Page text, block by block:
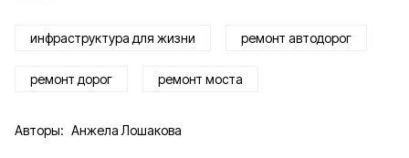
инфраструктура для жизни ремонт автодорог
ремонт дорог ремонт моста
Авторы: Анжела Лошакова